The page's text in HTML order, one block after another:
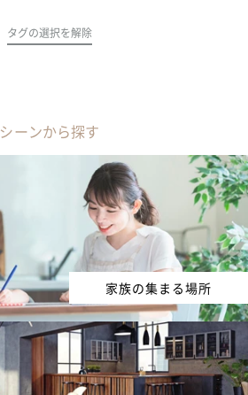
タグの選択を解除
シーンから探す
家族の集まる場所